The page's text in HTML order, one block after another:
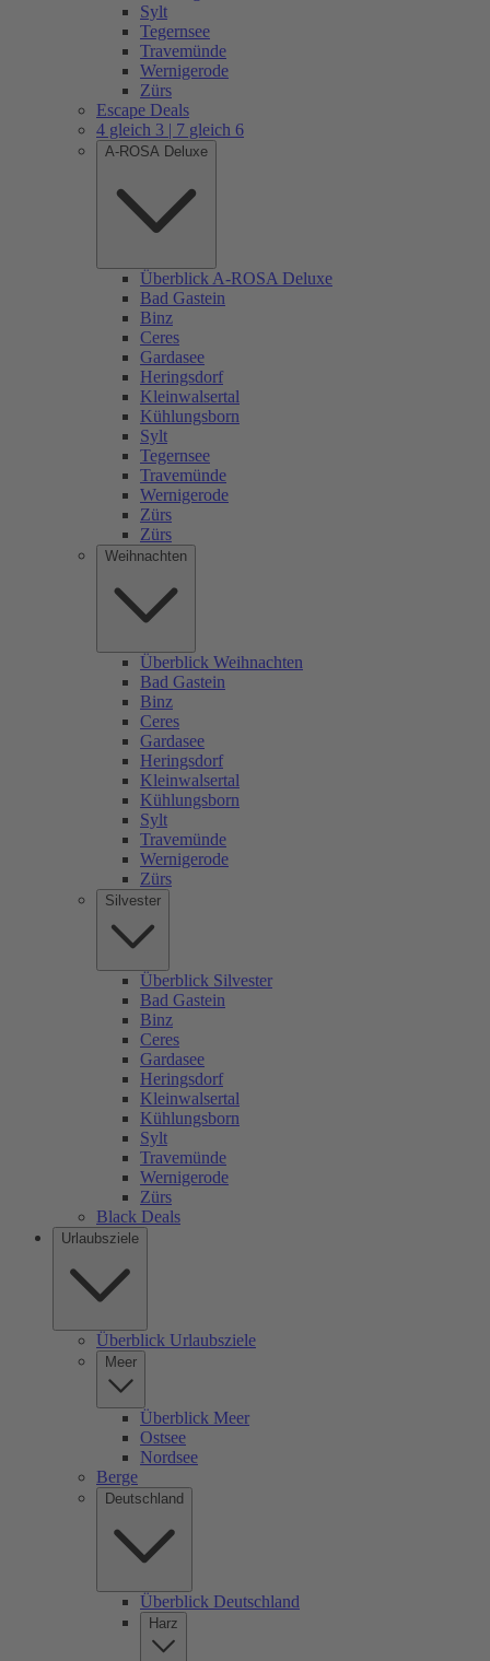
Sylt
Tegernsee
Travemünde
Wernigerode
Zürs
Escape Deals
4 gleich 3 | 7 gleich 6
A-ROSA Deluxe
Überblick A-ROSA Deluxe
Bad Gastein
Binz
Ceres
Gardasee
Heringsdorf
Kleinwalsertal
Kühlungsborn
Sylt
Tegernsee
Travemünde
Wernigerode
Zürs
Zürs
Weihnachten
Überblick Weihnachten
Bad Gastein
Binz
Ceres
Gardasee
Heringsdorf
Kleinwalsertal
Kühlungsborn
Sylt
Travemünde
Wernigerode
Zürs
Silvester
Überblick Silvester
Bad Gastein
Binz
Ceres
Gardasee
Heringsdorf
Kleinwalsertal
Kühlungsborn
Sylt
Travemünde
Wernigerode
Zürs
Black Deals
Urlaubsziele
Überblick Urlaubsziele
Meer
Überblick Meer
Ostsee
Nordsee
Berge
Deutschland
Überblick Deutschland
Harz